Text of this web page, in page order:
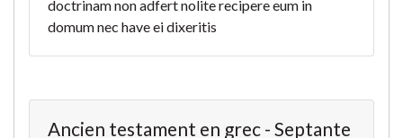
doctrinam non adfert nolite recipere eum in
domum nec have ei dixeritis
Ancien testament en grec - Septante